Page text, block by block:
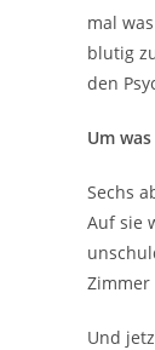
mal
blutig
den
Um
Sechs
Auf sie
Zimmer
Und